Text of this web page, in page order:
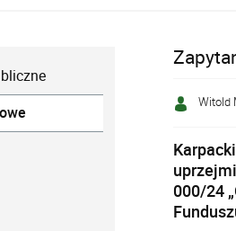
Witold
000/24